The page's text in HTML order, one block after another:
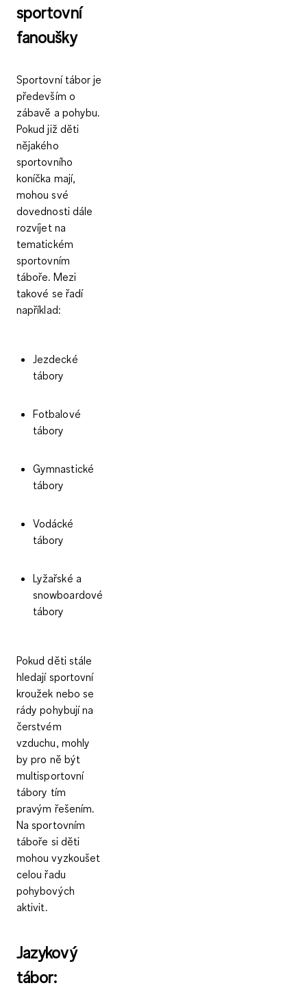
sportovní
fanoušky
Sportovní tábor je
především o
zábavě a pohybu.
Pokud již děti
nějakého
sportovního
koníčka mají,
mohou své
dovednosti dále
rozvíjet na
tematickém
sportovním
táboře. Mezi
takové se řadí
například:
Jezdecké
tábory
Fotbalové
tábory
Gymnastické
tábory
Vodácké
tábory
Lyžařské a
snowboardové
tábory
Pokud děti stále
hledají sportovní
kroužek nebo se
rády pohybují na
čerstvém
vzduchu, mohly
by pro ně být
multisportovní
tábory tím
pravým řešením.
Na sportovním
táboře si děti
mohou vyzkoušet
celou řadu
pohybových
aktivit.
Jazykový
tábor: